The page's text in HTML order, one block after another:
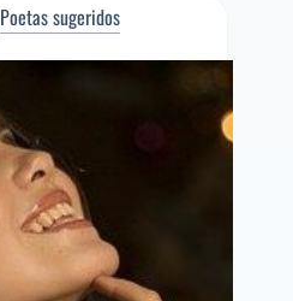
Poetas sugeridos